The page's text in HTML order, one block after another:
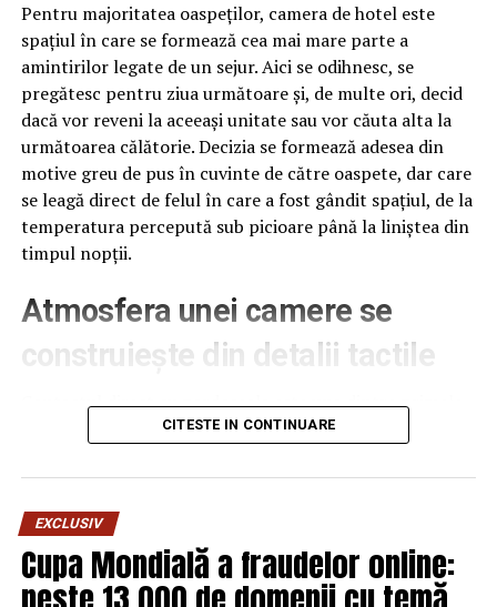
Guvernul tocmai a anunțat o nouă TAXĂ AUTO |
Capitala24
NU RATATI
Comunicat de presa Sindicat Equitas – Comisarul de
Prahova
Pentru majoritatea oaspeților, camera de hotel este
spațiul în care se formează cea mai mare parte a
amintirilor legate de un sejur. Aici se odihnesc, se
pregătesc pentru ziua următoare și, de multe ori, decid
dacă vor reveni la aceeași unitate sau vor căuta alta la
următoarea călătorie. Decizia se formează adesea din
motive greu de pus în cuvinte de către oaspete, dar care
se leagă direct de felul în care a fost gândit spațiul, de la
temperatura percepută sub picioare până la liniștea din
timpul nopții.
Atmosfera unei camere se
construiește din detalii tactile
Contactul direct cu pardoseala este una dintre primele
senzații fizice pe care le are un oaspete atunci când
pe drum, seara târziu. Textura și moliciunea potrivite,
oferite democheta hotel
care este percepută o cameră, chiar dacă restul
mobilierului rămâne identic de la o unitate la alta din
același lanț hotelier internațional.
CITESTE IN CONTINUARE
EXCLUSIV
Cupa Mondială a fraudelor online: